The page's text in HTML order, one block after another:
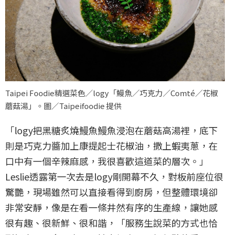
Taipei Foodie精選菜色／logy「鰻魚∕巧克力∕Comté∕花椒
蘑菇湯」。圖／Taipeifoodie 提供
「logy把黑糖炙燒鰻魚鰻魚浸泡在蘑菇高湯裡，底下
則是巧克力醬加上康提起士花椒油，撒上蝦夷蔥，在
口中有一個辛辣麻感，我很喜歡這道菜的層次。」
Leslie透露第一次去是logy剛開幕不久，對板前座位很
驚艷，現場雖然可以直接看得到廚房，但整體環境卻
非常安靜，像是在看一條井然有序的生產線，讓她感
很有趣、很新鮮、很和諧，「服務生說菜的方式也恰